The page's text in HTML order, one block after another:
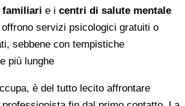
e i centri di salute mentale
servizi psicologici gratuiti o
sebbene con tempistiche
più lunghe
è del tutto lecito affrontare